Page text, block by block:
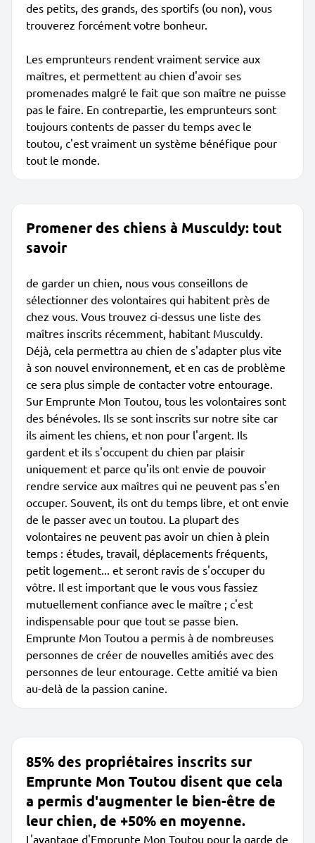
des petits, des grands, des sportifs (ou non), vous
trouverez forcément votre bonheur.
Les emprunteurs rendent vraiment service aux
maîtres, et permettent au chien d'avoir ses
promenades malgré le fait que son maître ne puisse
pas le faire. En contrepartie, les emprunteurs sont
toujours contents de passer du temps avec le
toutou, c'est vraiment un système bénéfique pour
tout le monde.
Promener des chiens à Musculdy: tout
savoir
de garder un chien, nous vous conseillons de
sélectionner des volontaires qui habitent près de
chez vous. Vous trouvez ci-dessus une liste des
maîtres inscrits récemment, habitant Musculdy.
Déjà, cela permettra au chien de s'adapter plus vite
à son nouvel environnement, et en cas de problème
ce sera plus simple de contacter votre entourage.
Sur Emprunte Mon Toutou, tous les volontaires sont
des bénévoles. Ils se sont inscrits sur notre site car
ils aiment les chiens, et non pour l'argent. Ils
gardent et ils s'occupent du chien par plaisir
uniquement et parce qu'ils ont envie de pouvoir
rendre service aux maîtres qui ne peuvent pas s'en
occuper. Souvent, ils ont du temps libre, et ont envie
de le passer avec un toutou. La plupart des
volontaires ne peuvent pas avoir un chien à plein
temps : études, travail, déplacements fréquents,
petit logement... et seront ravis de s'occuper du
vôtre. Il est important que le vous vous fassiez
mutuellement confiance avec le maître ; c'est
indispensable pour que tout se passe bien.
Emprunte Mon Toutou a permis à de nombreuses
personnes de créer de nouvelles amitiés avec des
personnes de leur entourage. Cette amitié va bien
au-delà de la passion canine.
85% des propriétaires inscrits sur
Emprunte Mon Toutou disent que cela
a permis d'augmenter le bien-être de
leur chien, de +50% en moyenne.
L'avantage d'Emprunte Mon Toutou pour la garde de